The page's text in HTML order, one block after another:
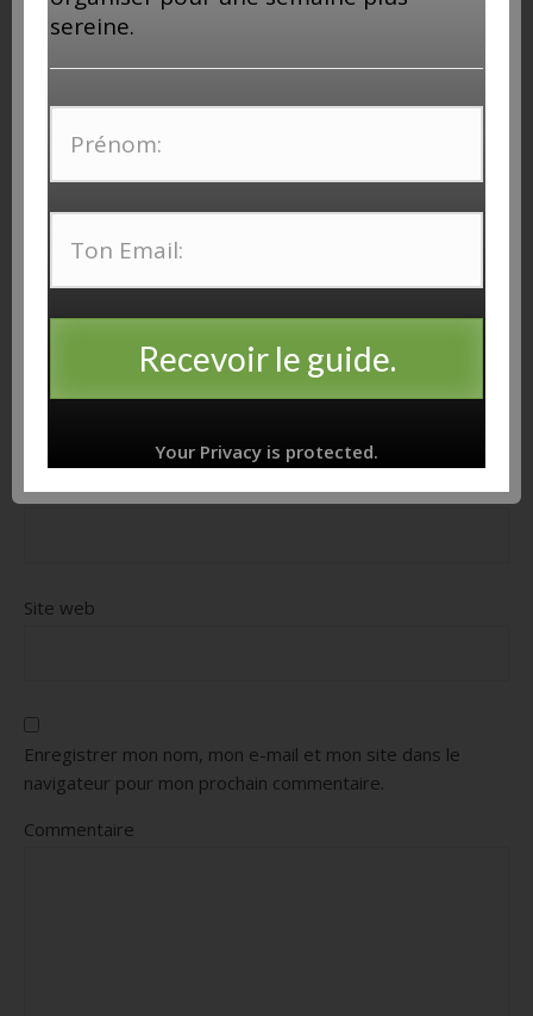
20 avril 2021
LAISSER UN COMMENTAIRE
obligatoires sont indiqués avec*
E-mail*
Site web
Enregistrer mon nom, mon e-mail et mon site dans le
navigateur pour mon prochain commentaire.
Commentaire
sereine.
Recevoir le guide.
Your Privacy is protected.